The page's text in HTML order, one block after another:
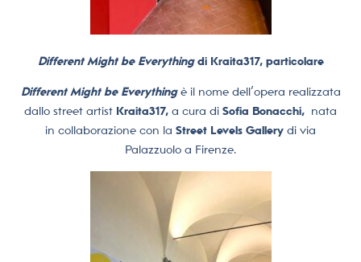
Different Might be Everythingdi Kraita317, particolare
Different Might be Everythingè il nome dell’opera realizzata
dallo street artist Kraita317, a cura di Sofia Bonacchi, nata
in collaborazione con la Street Levels Gallery di via
Palazzuolo a Firenze.